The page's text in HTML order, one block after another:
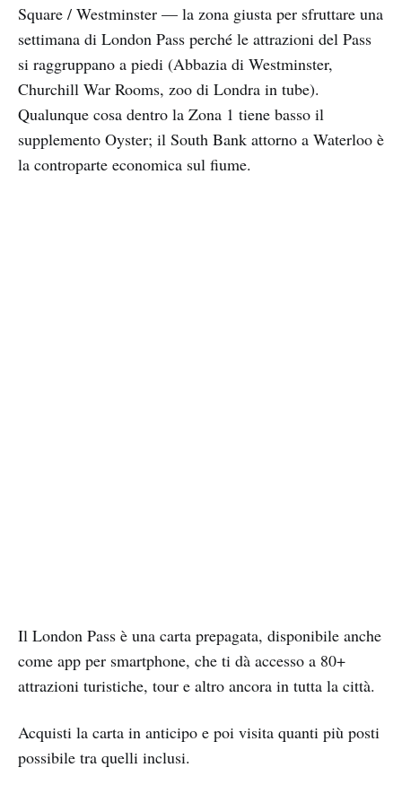
Square / Westminster — la zona giusta per sfruttare una
settimana di London Pass perché le attrazioni del Pass
si raggruppano a piedi (Abbazia di Westminster,
Churchill War Rooms, zoo di Londra in tube).
Qualunque cosa dentro la Zona 1 tiene basso il
supplemento Oyster; il South Bank attorno a Waterloo è
la controparte economica sul fiume.
Il London Pass è una carta prepagata, disponibile anche
come app per smartphone, che ti dà accesso a 80+
attrazioni turistiche, tour e altro ancora in tutta la città.
Acquisti la carta in anticipo e poi visita quanti più posti
possibile tra quelli inclusi.